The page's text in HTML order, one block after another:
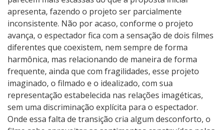
apresenta, fazendo o projeto ser parcialmente
inconsistente. Não por acaso, conforme o projeto
avança, o espectador fica com a sensação de dois filmes
diferentes que coexistem, nem sempre de forma
harmônica, mas relacionando de maneira de forma
frequente, ainda que com fragilidades, esse projeto
imaginado, o filmado e o idealizado, com sua
representação estabelecida nas relações imagéticas,
sem uma discriminação explícita para o espectador.
Onde essa falta de transição cria algum desconforto, o